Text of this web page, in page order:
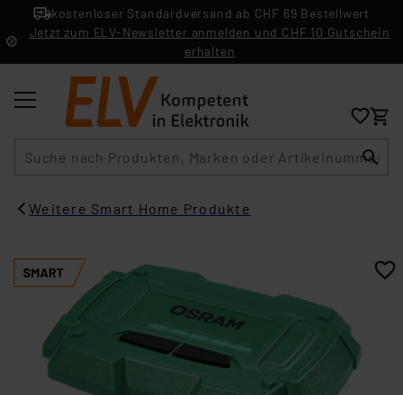
kostenloser Standardversand ab CHF 69 Bestellwert
Jetzt zum ELV-Newsletter anmelden und CHF 10 Gutschein
erhalten
Weitere Smart Home Produkte